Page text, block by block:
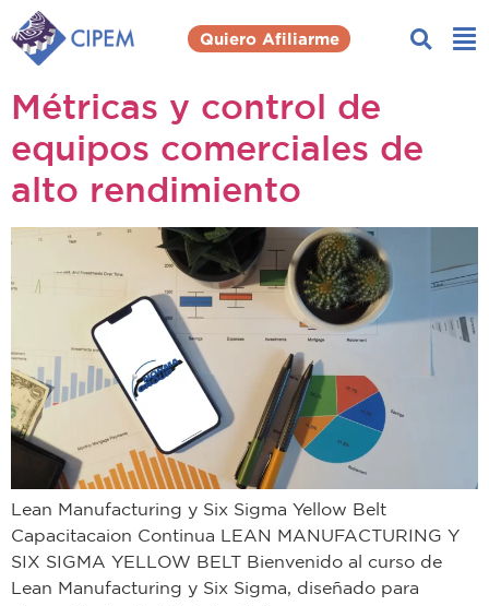
Quiero Afiliarme
Métricas y control de
equipos comerciales de
alto rendimiento
Lean Manufacturing y Six Sigma Yellow Belt
Capacitacaion Continua LEAN MANUFACTURING Y
SIX SIGMA YELLOW BELT Bienvenido al curso de
Lean Manufacturing y Six Sigma, diseñado para